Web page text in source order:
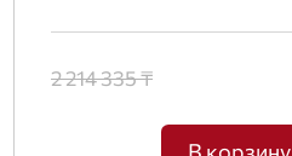
2 214 335 ₸
В корзину